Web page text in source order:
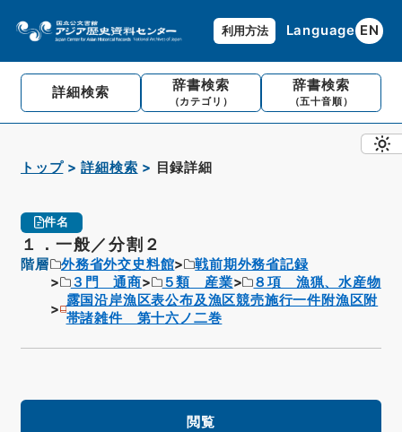
利用方法 Language EN
詳細検索 辞書検索
（カテゴリ）
辞書検索
（五十音順）
トップ 詳細検索 目録詳細
件名
１．一般／分割２
階層 外務省外交史料館
戦前期外務省記録
３門 通商
５類 産業
８項 漁猟、水産物
露国沿岸漁区表公布及漁区競売施行一件附漁区附
帯諸雑件 第十六ノ二巻
閲覧